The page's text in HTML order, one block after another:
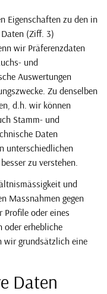
Eigenschaften zu den in
(Ziff. 3)
wir Präferenzdaten
und
Auswertungen
Zu denselben
d.h. wir können
Stamm- und
Daten
unterschiedlichen
zu verstehen.
und
Massnahmen gegen
Profile oder eines
oder erhebliche
wir grundsätzlich eine
Daten